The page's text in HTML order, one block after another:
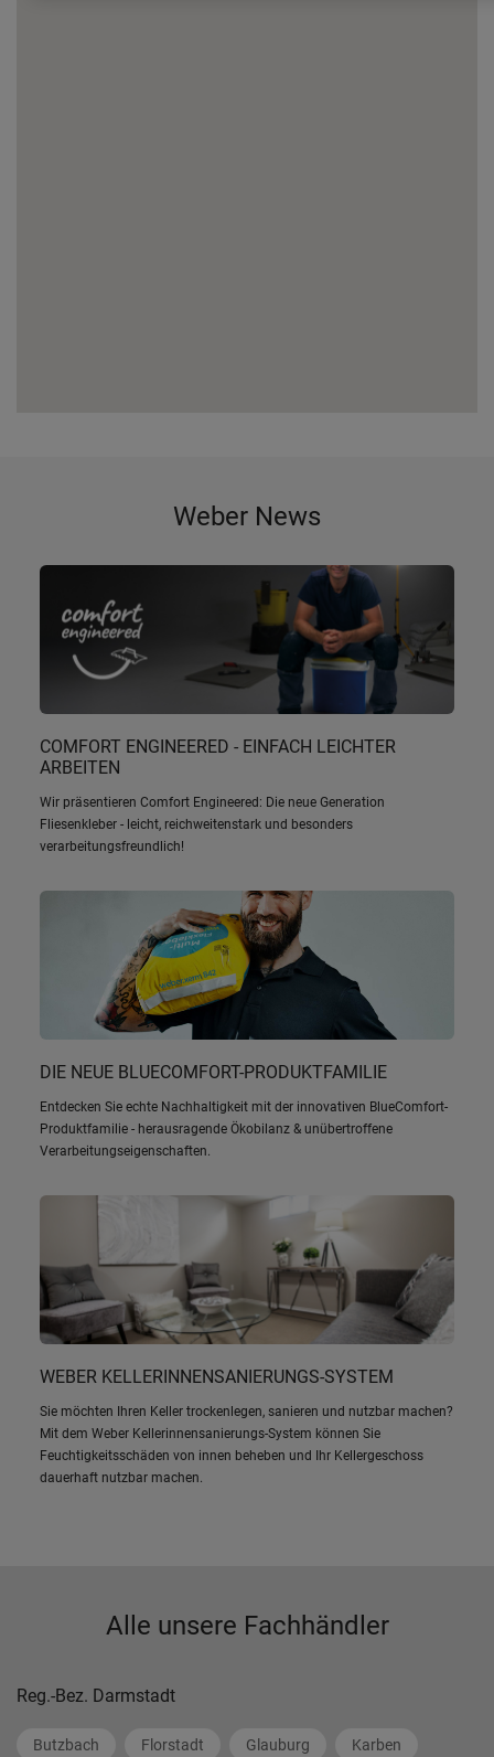
Weber News
COMFORT ENGINEERED - EINFACH LEICHTER
ARBEITEN
Wir präsentieren Comfort Engineered: Die neue Generation
Fliesenkleber - leicht, reichweitenstark und besonders
verarbeitungsfreundlich!
DIE NEUE BLUECOMFORT-PRODUKTFAMILIE
Entdecken Sie echte Nachhaltigkeit mit der innovativen BlueComfort-
Produktfamilie - herausragende Ökobilanz & unübertroffene
Verarbeitungseigenschaften.
WEBER KELLERINNENSANIERUNGS-SYSTEM
Sie möchten Ihren Keller trockenlegen, sanieren und nutzbar machen?
Mit dem Weber Kellerinnensanierungs-System können Sie
Feuchtigkeitsschäden von innen beheben und Ihr Kellergeschoss
dauerhaft nutzbar machen.
Alle unsere Fachhändler
Reg.-Bez. Darmstadt
Butzbach Florstadt Glauburg Karben